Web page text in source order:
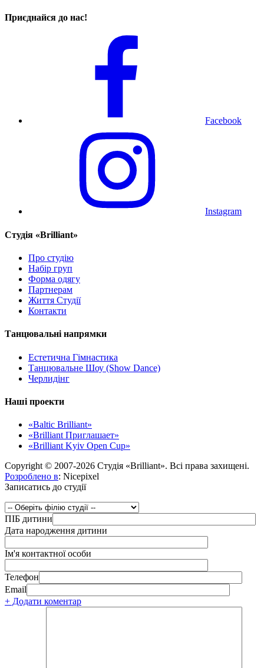
Приєднайся до нас!
Facebook
Instagram
Cтудія «Brilliant»
Про студію
Набір груп
Форма одягу
Партнерам
Життя Студії
Контакти
Танцювальні напрямки
Естетична Гімнастика
Танцювальне Шоу (Show Dance)
Черлидінг
Наші проекти
«Baltic Brilliant»
«Brilliant Приглашает»
«Brilliant Kyiv Open Cup»
Copyright © 2007-2026 Студія «Brilliant». Всі права захищені.
Розроблено в: Nicepixel
Записатись до студії
ПІБ дитини
Дата народження дитини
Ім'я контактної особи
Телефон
Email
+ Додати коментар